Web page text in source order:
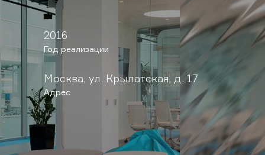
Год реализации
Адрес
2016
Москва, ул. Крылатская, д. 17